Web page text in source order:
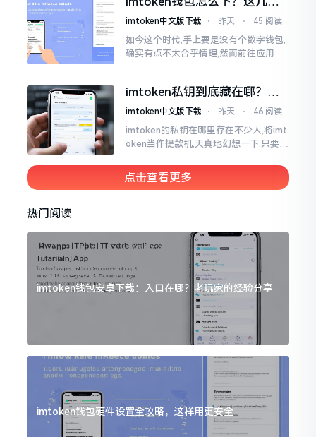
堆币
靠谱路子别走歪
imtoken中文版下载 ⋅ 昨天 ⋅ 45 阅读
如今这个时代,手上要是没有个数字钱包,
确实有点不太合乎情理,然而前往应用商
似乎相似
imtoken私钥到底藏在哪？别
慌，找对地方才安心
imtoken中文版下载 ⋅ 昨天 ⋅ 46 阅读
imtoken的私钥在哪里存在不少人,将imt
oken当作提款机,天真地幻想一下,只要把
然而,实际并不如此
点击查看更多
热门阅读
imtoken钱包安卓下载：入口在哪？老玩家的经验分享
imtoken钱包硬件设置全攻略，这样用更安全